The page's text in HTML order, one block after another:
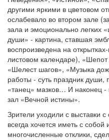
другими яркими в цветовом
ослабевало во втором зале
зала и эмоционально легких
души» - картина, ставшая
воспроизведена на
листовом календаре),
«Шелест шагов», «Музыка
работы - суть праздник души,
«танец» мазков… И наконец
зал «Вечной истины».
Зрители уходили с выставки
всегда хочется иметь с
многочисленные отклики,